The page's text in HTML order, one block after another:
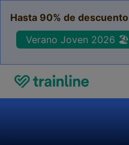
Hasta 90% de descuento
Verano Joven 2026 🏖️